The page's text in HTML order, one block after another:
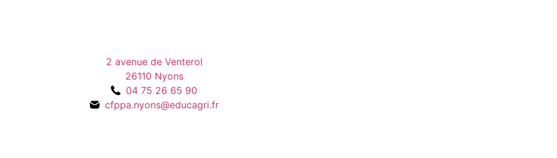
2 avenue de Venterol
26110 Nyons
04 75 26 65 90
cfppa.nyons@educagri.fr